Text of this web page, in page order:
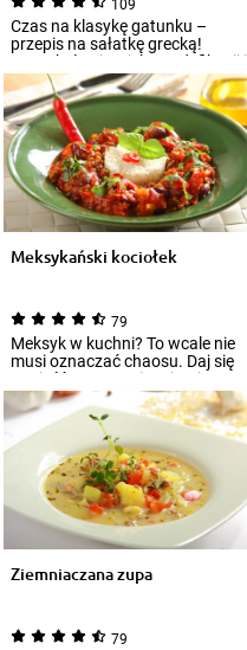
109
Czas na klasykę gatunku –
przepis na sałatkę grecką!
Doczekała się wielu modyfikacji i
każdy ma n...
Meksykański kociołek
79
Meksyk w kuchni? To wcale nie
musi oznaczać chaosu. Daj się
ponieść gorącym inspiracjom zza
ocean...
Ziemniaczana zupa
79